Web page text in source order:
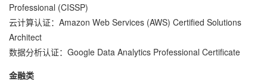
Professional (CISSP)
云计算认证：Amazon Web Services (AWS) Certified Solutions
Architect
数据分析认证：Google Data Analytics Professional Certificate
金融类